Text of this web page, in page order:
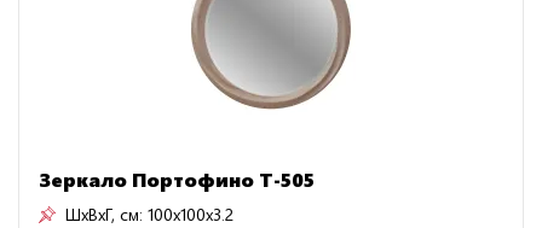
Зеркало Портофино Т-505
ШxВxГ, см: 100x100x3.2